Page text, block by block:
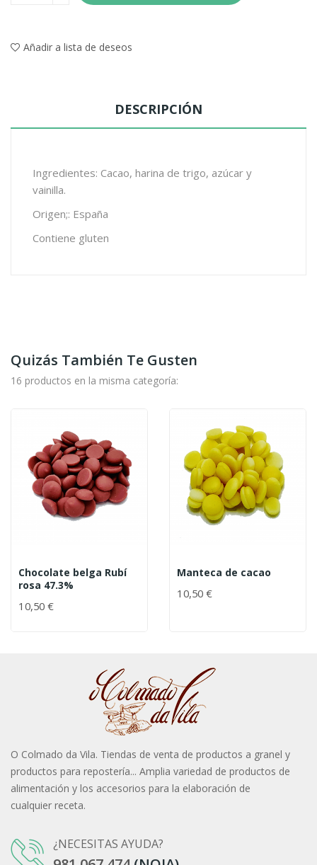
Añadir a lista de deseos
DESCRIPCIÓN
Ingredientes: Cacao, harina de trigo, azúcar y
vainilla.
Origen;: España
Contiene gluten
Quizás También Te Gusten
16 productos en la misma categoría:
Chocolate belga Rubí
rosa 47.3%
10,50 €
Manteca de cacao
10,50 €
O Colmado da Vila. Tiendas de venta de productos a granel y
productos para repostería... Amplia variedad de productos de
alimentación y los accesorios para la elaboración de
cualquier receta.
¿NECESITAS AYUDA?